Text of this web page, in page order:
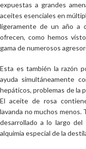
expuestas a grandes
aceites esenciales en
ligeramente de un año a
ofrecen, como hemos
gama de numerosos
Esta es también la razón
ayuda simultáneamente
hepáticos, problemas de la
El aceite de rosa
lavanda no muchos menos.
desarrollado a lo largo
alquimia especial de la